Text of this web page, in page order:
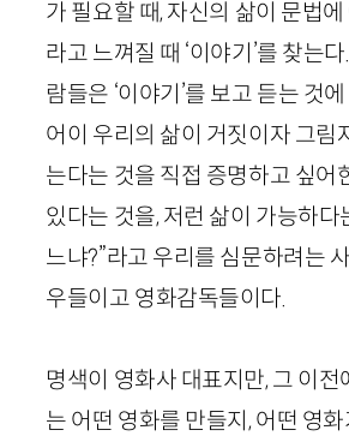
가 필요할 때, 자신의 삶이 문법
라고 느껴질 때 ‘이야기’를 찾는
람들은 ‘이야기’를 보고 듣는 것
어이 우리의 삶이 거짓이자 그림
는다는 것을 직접 증명하고 싶어
있다는 것을, 저런 삶이 가능하다
느냐?”라고 우리를 심문하려는
우들이고 영화감독들이다.
명색이 영화사 대표지만, 그 이전
는 어떤 영화를 만들지, 어떤 영